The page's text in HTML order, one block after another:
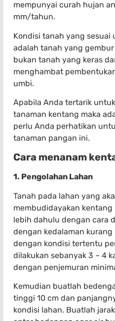
mempunyai curah hujan
mm/tahun.
Kondisi tanah yang
adalah tanah yang
bukan tanah yang keras
menghambat
umbi.
Apabila Anda tertarik
tanaman kentang maka
perlu Anda perhatikan
tanaman pangan ini.
Cara menanam
1. Pengolahan Lahan
Tanah pada lahan yang
membudidayakan
lebih dahulu dengan cara
dengan kedalaman
dengan kondisi tertentu
dilakukan sebanyak 3 – 4
dengan penjemuran
Kemudian buatlah
tinggi 10 cm dan
kondisi lahan. Buatlah